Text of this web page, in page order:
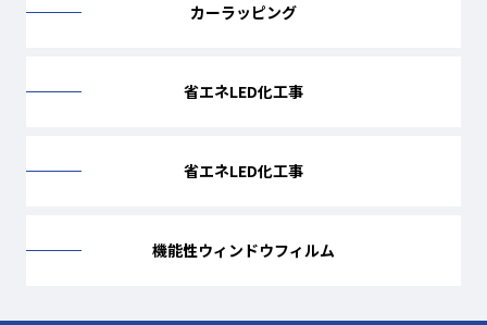
カーラッピング
省エネLED化工事
省エネLED化工事
機能性ウィンドウフィルム